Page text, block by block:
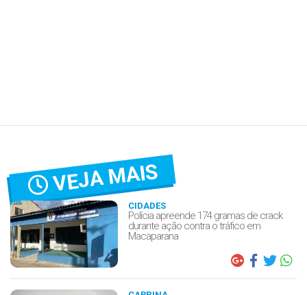
VEJA MAIS
CIDADES
Polícia apreende 174 gramas de crack
durante ação contra o tráfico em
Macaparana